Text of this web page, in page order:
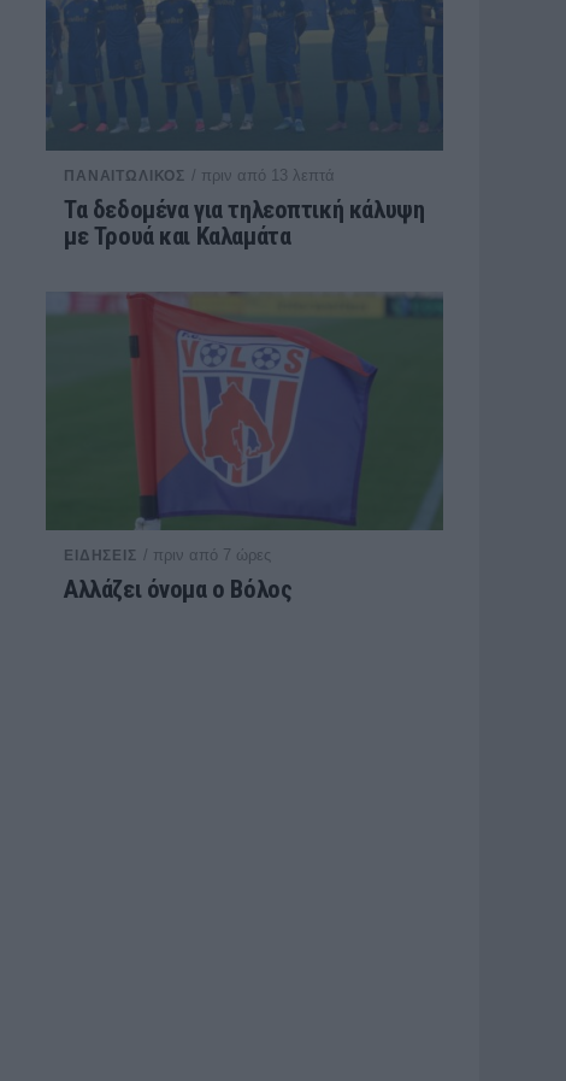
ΠΑΝΑΙΤΩΛΙΚΟΣ / πριν από 13 λεπτά
Τα δεδομένα για τηλεοπτική κάλυψη
με Τρουά και Καλαμάτα
ΕΙΔΗΣΕΙΣ / πριν από 7 ώρες
Αλλάζει όνομα ο Βόλος